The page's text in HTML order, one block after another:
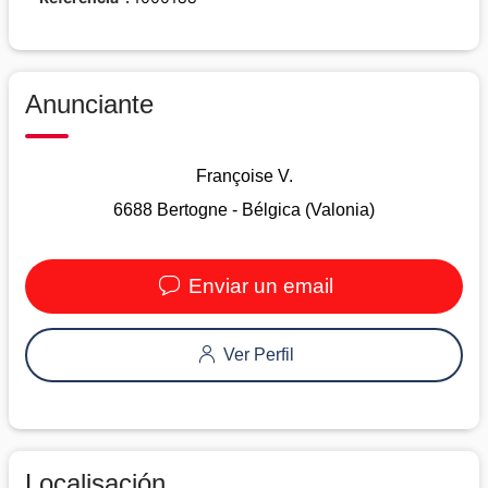
Anunciante
Françoise V.
6688 Bertogne - Bélgica (Valonia)
Enviar un email
Ver Perfil